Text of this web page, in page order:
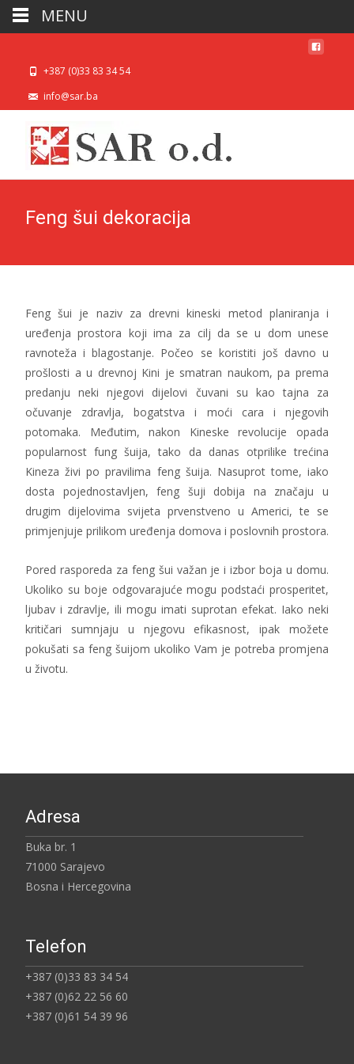
+387 (0)33 83 34 54
info@sar.ba
Feng šui dekoracija
Feng šui je naziv za drevni kineski metod planiranja i
uređenja prostora koji ima za cilj da se u dom unese
ravnoteža i blagostanje. Počeo se koristiti još davno u
prošlosti a u drevnoj Kini je smatran naukom, pa prema
predanju neki njegovi dijelovi čuvani su kao tajna za
očuvanje zdravlja, bogatstva i moći cara i njegovih
potomaka. Međutim, nakon Kineske revolucije opada
popularnost fung šuija, tako da danas otprilike trećina
Kineza živi po pravilima feng šuija. Nasuprot tome, iako
dosta pojednostavljen, feng šuji dobija na značaju u
drugim dijelovima svijeta prvenstveno u Americi, te se
primjenjuje prilikom uređenja domova i poslovnih prostora.
Pored rasporeda za feng šui važan je i izbor boja u domu.
Ukoliko su boje odgovarajuće mogu podstaći prosperitet,
ljubav i zdravlje, ili mogu imati suprotan efekat. Iako neki
kritičari sumnjaju u njegovu efikasnost, ipak možete
pokušati sa feng šuijom ukoliko Vam je potreba promjena
u životu.
Adresa
Buka br. 1
71000 Sarajevo
Bosna i Hercegovina
Telefon
+387 (0)33 83 34 54
+387 (0)62 22 56 60
+387 (0)61 54 39 96
MENU